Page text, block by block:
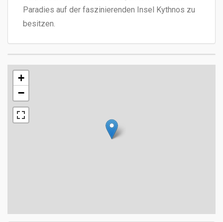
Paradies auf der faszinierenden Insel Kythnos zu
besitzen.
+
−